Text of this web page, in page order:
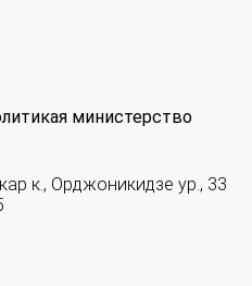
министерство
к., Орджоникидзе ур., 33